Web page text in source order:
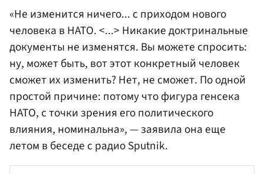
«Не изменится ничего... с приходом нового
человека в НАТО. <...> Никакие доктринальные
документы не изменятся. Вы можете спросить:
ну, может быть, вот этот конкретный человек
сможет их изменить? Нет, не сможет. По одной
простой причине: потому что фигура генсека
НАТО, с точки зрения его политического
влияния, номинальна», — заявила она еще
летом в беседе с радио Sputnik.